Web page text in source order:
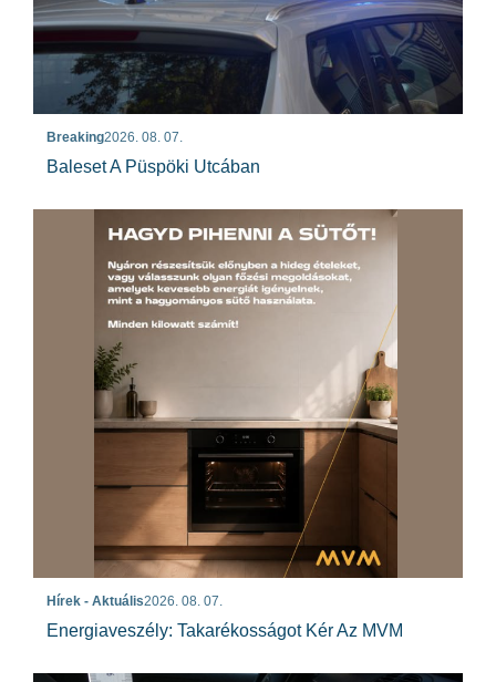
Breaking2026. 08. 07.
Baleset A Püspöki Utcában
Hírek - Aktuális2026. 08. 07.
Energiaveszély: Takarékosságot Kér Az MVM